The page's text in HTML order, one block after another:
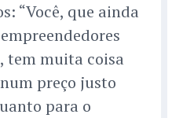
“Você, que ainda
tem muita coisa
preço justo
para o